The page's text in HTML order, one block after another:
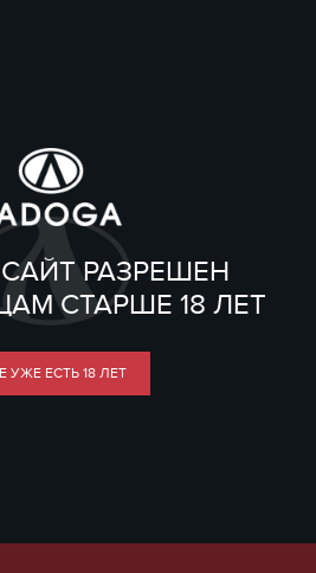
РАЗРЕШЕН
СТАРШЕ 18 ЛЕТ
УЖЕ ЕСТЬ 18 ЛЕТ